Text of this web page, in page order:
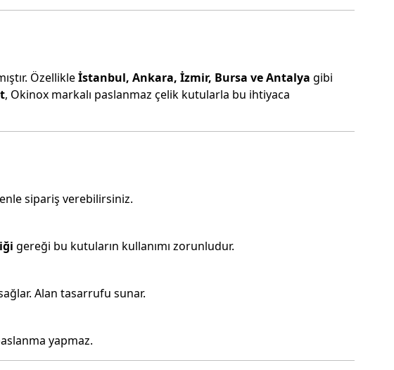
Özellikleİstanbul, Ankara, İzmir, Bursa ve Antalya gibi
, Okinox markalı paslanmaz çelik kutularla bu ihtiyaca
sipariş verebilirsiniz.
gereği bu kutuların kullanımı zorunludur.
Alan tasarrufu sunar.
yapmaz.